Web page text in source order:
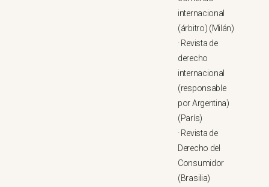
internacional
(árbitro) (Milán)
·Revista de
derecho
internacional
(responsable
por Argentina)
(París)
·Revista de
Derecho del
Consumidor
(Brasilia)